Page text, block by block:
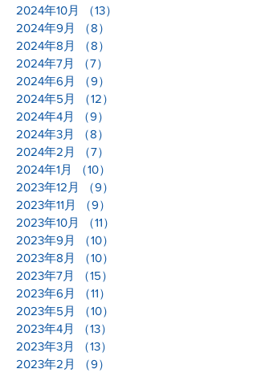
2024年10月
（13）
2024年9月
（8）
2024年8月
（8）
2024年7月
（7）
2024年6月
（9）
2024年5月
（12）
2024年4月
（9）
2024年3月
（8）
2024年2月
（7）
2024年1月
（10）
2023年12月
（9）
2023年11月
（9）
2023年10月
（11）
2023年9月
（10）
2023年8月
（10）
2023年7月
（15）
2023年6月
（11）
2023年5月
（10）
2023年4月
（13）
2023年3月
（13）
2023年2月
（9）